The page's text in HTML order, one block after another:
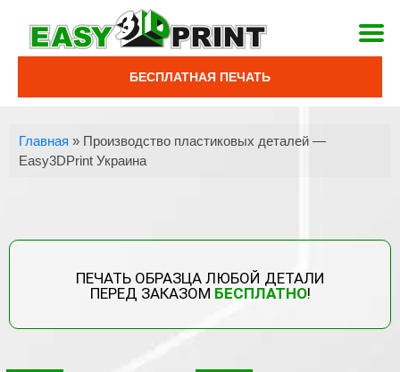
БЕСПЛАТНАЯ ПЕЧАТЬ
Главная » Производство пластиковых деталей —
Easy3DPrint Украина
ПЕЧАТЬ ОБРАЗЦА ЛЮБОЙ ДЕТАЛИ
ПЕРЕД ЗАКАЗОМ БЕСПЛАТНО!